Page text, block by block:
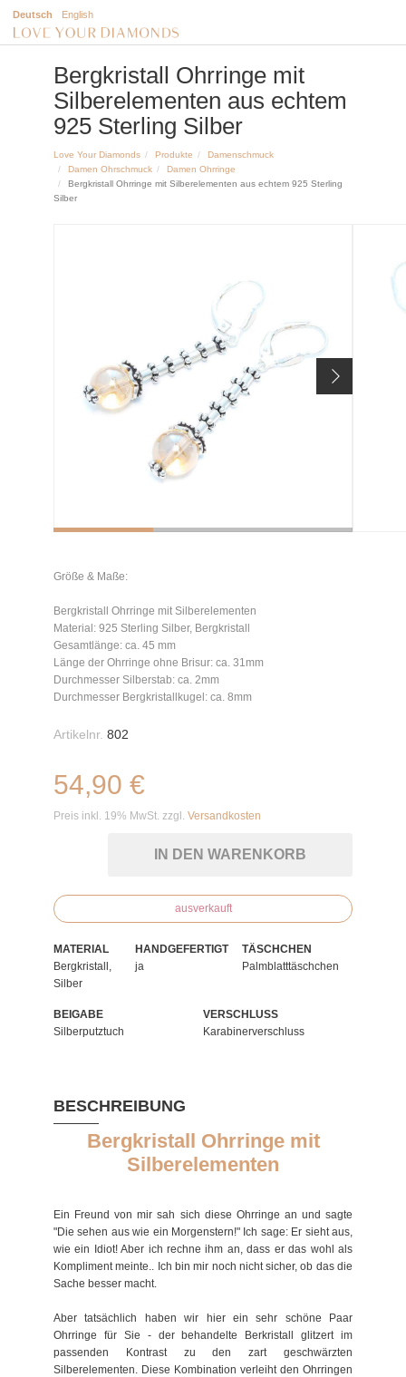
Deutsch English
Bergkristall Ohrringe mit
Silberelementen aus echtem
925 Sterling Silber
Love Your Diamonds Produkte
Damenschmuck
Damen Ohrschmuck
Damen Ohrringe
Bergkristall Ohrringe mit Silberelementen aus echtem 925 Sterling
Silber
Größe & Maße:
Bergkristall Ohrringe mit Silberelementen
Material: 925 Sterling Silber, Bergkristall
Gesamtlänge: ca. 45 mm
Länge der Ohrringe ohne Brisur: ca. 31mm
Durchmesser Silberstab: ca. 2mm
Durchmesser Bergkristallkugel: ca. 8mm
Artikelnr. 802
54,90 €
Preis inkl. 19% MwSt. zzgl. Versandkosten
IN DEN WARENKORB
ausverkauft
MATERIAL
Bergkristall,
Silber
HANDGEFERTIGT
ja
TÄSCHCHEN
Palmblatttäschchen
BEIGABE
Silberputztuch
VERSCHLUSS
Karabinerverschluss
BESCHREIBUNG
Bergkristall Ohrringe mit
Silberelementen
Ein Freund von mir sah sich diese Ohrringe an und sagte
"Die sehen aus wie ein Morgenstern!" Ich sage: Er sieht aus,
wie ein Idiot! Aber ich rechne ihm an, dass er das wohl als
Kompliment meinte.. Ich bin mir noch nicht sicher, ob das die
Sache besser macht.
Aber tatsächlich haben wir hier ein sehr schöne Paar
Ohrringe für Sie - der behandelte Berkristall glitzert im
passenden Kontrast zu den zart geschwärzten
Silberelementen. Diese Kombination verleiht den Ohrringen